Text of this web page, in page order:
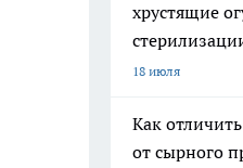
хрустящие
18 июля
Как
от сырного